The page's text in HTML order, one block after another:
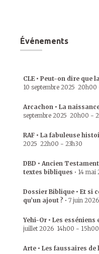
Événements
CLE • Peut-on dire que
10 septembre 2025 20h00
Arcachon • La
septembre 2025 20h00 -
RAF • La fabuleuse
2025 22h00 - 23h30
DBD • Ancien
textes bibliques • 14 mai
Dossier Biblique • Et si
qu’un ajout ? • 7 juin 2026
Yehi-Or • Les
juillet 2026 14h00 - 15h00
Arte • Les faussaires de